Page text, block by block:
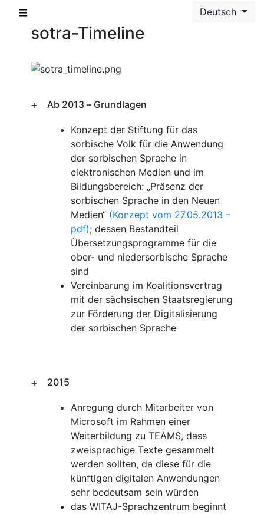
Deutsch
sotra-Timeline
Ab 2013 – Grundlagen
Konzept der Stiftung für das
sorbische Volk für die Anwendung
der sorbischen Sprache in
elektronischen Medien und im
Bildungsbereich: „Präsenz der
sorbischen Sprache in den Neuen
Medien“ (Konzept vom 27.05.2013 –
pdf); dessen Bestandteil
Übersetzungsprogramme für die
ober- und niedersorbische Sprache
sind
Vereinbarung im Koalitionsvertrag
mit der sächsischen Staatsregierung
zur Förderung der Digitalisierung
der sorbischen Sprache
2015
Anregung durch Mitarbeiter von
Microsoft im Rahmen einer
Weiterbildung zu TEAMS, dass
zweisprachige Texte gesammelt
werden sollten, da diese für die
künftigen digitalen Anwendungen
sehr bedeutsam sein würden
das WITAJ-Sprachzentrum beginnt